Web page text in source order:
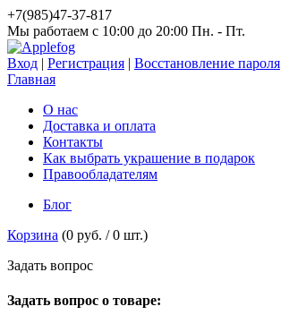
+7(985)47-37-817
Мы работаем c 10:00 до 20:00 Пн. - Пт.
Вход | Регистрация | Восстановление пароля
Главная
О нас
Доставка и оплата
Контакты
Как выбрать украшение в подарок
Правообладателям
Блог
Корзина (0 руб. /0 шт.)
Задать вопрос
Задать вопрос о товаре: